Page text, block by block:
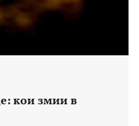
кои змии в